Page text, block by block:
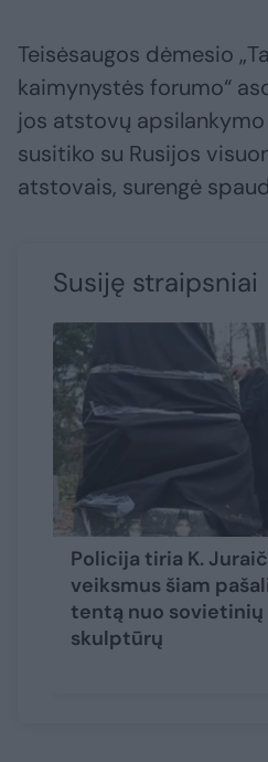
Teisėsaugos dėmesio
kaimynystės forumo“
jos atstovų
susitiko su Rusijos
atstovais, surengė
Susiję straipsniai
Policija tiria K.
veiksmus šiam
tentą nuo sovietinių
skulptūrų